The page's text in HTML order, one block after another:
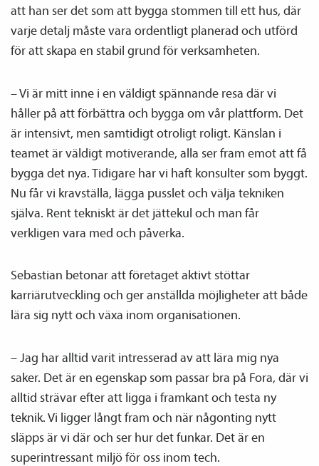
att han ser det som att bygga stommen till ett hus, där
varje detalj måste vara ordentligt planerad och utförd
för att skapa en stabil grund för verksamheten.
– Vi är mitt inne i en väldigt spännande resa där vi
håller på att förbättra och bygga om vår plattform. Det
är intensivt, men samtidigt otroligt roligt. Känslan i
teamet är väldigt motiverande, alla ser fram emot att få
bygga det nya. Tidigare har vi haft konsulter som byggt.
Nu får vi kravställa, lägga pusslet och välja tekniken
själva. Rent tekniskt är det jättekul och man får
verkligen vara med och påverka.
Sebastian betonar att företaget aktivt stöttar
karriärutveckling och ger anställda möjligheter att både
lära sig nytt och växa inom organisationen.
– Jag har alltid varit intresserad av att lära mig nya
saker. Det är en egenskap som passar bra på Fora, där vi
alltid strävar efter att ligga i framkant och testa ny
teknik. Vi ligger långt fram och när någonting nytt
släpps är vi där och ser hur det funkar. Det är en
superintressant miljö för oss inom tech.